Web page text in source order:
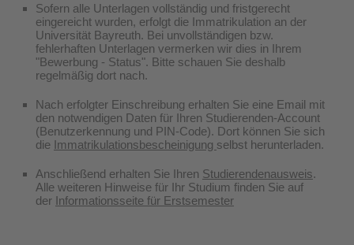
Sofern alle Unterlagen vollständig und fristgerecht
eingereicht wurden, erfolgt die Immatrikulation an der
Universität Bayreuth. Bei unvollständigen bzw.
fehlerhaften Unterlagen vermerken wir dies in Ihrem
"Bewerbung - Status". Bitte schauen Sie deshalb
regelmäßig dort nach.
Nach erfolgter Einschreibung erhalten Sie eine Email mit
den notwendigen Daten für Ihren Studierenden-Account
(Benutzerkennung und PIN-Code). Dort können Sie sich
die Immatrikulationsbescheinigung selbst herunterladen.
Anschließend erhalten Sie Ihren Studierendenausweis.
Alle weiteren Hinweise für Ihr Studium finden Sie auf
der Informationsseite für Erstsemester